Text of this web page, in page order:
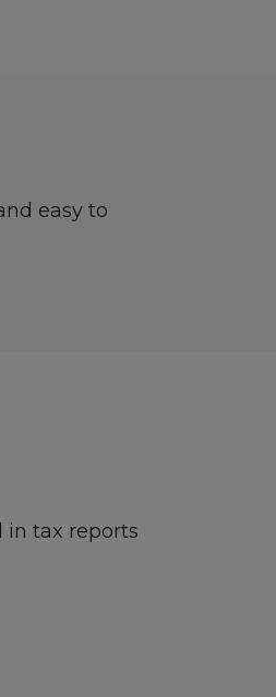
easy to
in tax reports